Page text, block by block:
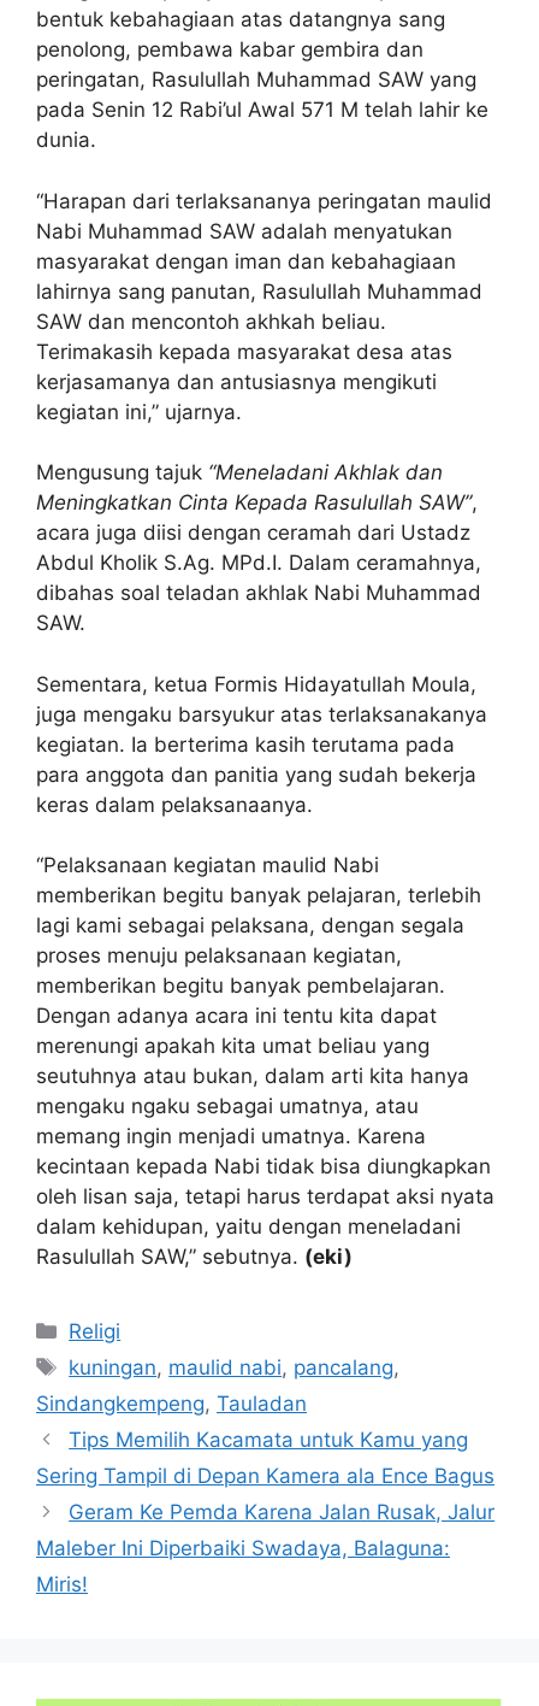
bentuk kebahagiaan atas datangnya sang
penolong, pembawa kabar gembira dan
peringatan, Rasulullah Muhammad SAW yang
pada Senin 12 Rabi’ul Awal 571 M telah lahir ke
dunia.
“Harapan dari terlaksananya peringatan maulid
Nabi Muhammad SAW adalah menyatukan
masyarakat dengan iman dan kebahagiaan
lahirnya sang panutan, Rasulullah Muhammad
SAW dan mencontoh akhkah beliau.
Terimakasih kepada masyarakat desa atas
kerjasamanya dan antusiasnya mengikuti
kegiatan ini,” ujarnya.
Mengusung tajuk “Meneladani Akhlak dan
Meningkatkan Cinta Kepada Rasulullah SAW”,
acara juga diisi dengan ceramah dari Ustadz
Abdul Kholik S.Ag. MPd.I. Dalam ceramahnya,
dibahas soal teladan akhlak Nabi Muhammad
SAW.
Sementara, ketua Formis Hidayatullah Moula,
juga mengaku barsyukur atas terlaksanakanya
kegiatan. Ia berterima kasih terutama pada
para anggota dan panitia yang sudah bekerja
keras dalam pelaksanaanya.
“Pelaksanaan kegiatan maulid Nabi
memberikan begitu banyak pelajaran, terlebih
lagi kami sebagai pelaksana, dengan segala
proses menuju pelaksanaan kegiatan,
memberikan begitu banyak pembelajaran.
Dengan adanya acara ini tentu kita dapat
merenungi apakah kita umat beliau yang
seutuhnya atau bukan, dalam arti kita hanya
mengaku ngaku sebagai umatnya, atau
memang ingin menjadi umatnya. Karena
kecintaan kepada Nabi tidak bisa diungkapkan
oleh lisan saja, tetapi harus terdapat aksi nyata
dalam kehidupan, yaitu dengan meneladani
Rasulullah SAW,” sebutnya. (eki)
Kategori
Religi
Tag
kuningan, maulid nabi, pancalang,
Sindangkempeng, Tauladan
Tips Memilih Kacamata untuk Kamu yang
Sering Tampil di Depan Kamera ala Ence Bagus
Geram Ke Pemda Karena Jalan Rusak, Jalur
Maleber Ini Diperbaiki Swadaya, Balaguna:
Miris!